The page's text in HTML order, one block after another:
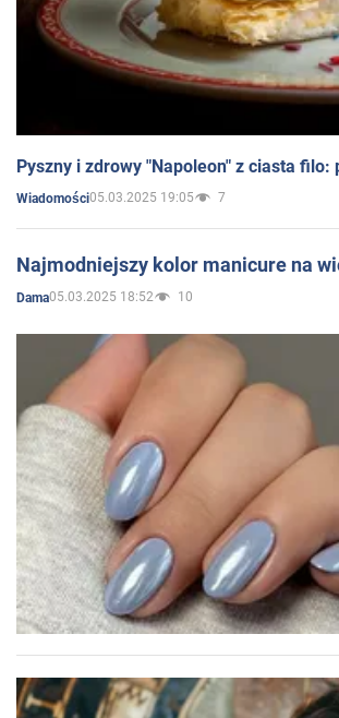
Pyszny i zdrowy "Napoleon" z ciasta
Wiadomości05.03.2025 19:05 7
Najmodniejszy kolor manicure na
Dama05.03.2025 18:52 10